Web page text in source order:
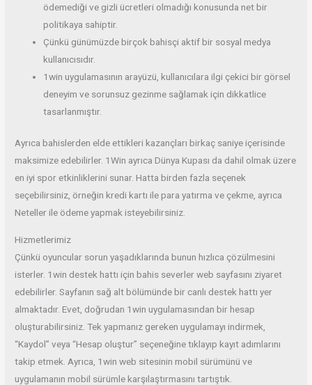
ödemediği ve gizli ücretleri olmadığı konusunda net bir
politikaya sahiptir.
Çünkü günümüzde birçok bahisçi aktif bir sosyal medya
kullanıcısıdır.
1win uygulamasının arayüzü, kullanıcılara ilgi çekici bir görsel
deneyim ve sorunsuz gezinme sağlamak için dikkatlice
tasarlanmıştır.
Ayrıca bahislerden elde ettikleri kazançları birkaç saniye içerisinde
maksimize edebilirler. 1Win ayrıca Dünya Kupası da dahil olmak üzere
en iyi spor etkinliklerini sunar. Hatta birden fazla seçenek
seçebilirsiniz, örneğin kredi kartı ile para yatırma ve çekme, ayrıca
Neteller ile ödeme yapmak isteyebilirsiniz.
Hizmetlerimiz
Çünkü oyuncular sorun yaşadıklarında bunun hızlıca çözülmesini
isterler. 1win destek hattı için bahis severler web sayfasını ziyaret
edebilirler. Sayfanın sağ alt bölümünde bir canlı destek hattı yer
almaktadır. Evet, doğrudan 1win uygulamasından bir hesap
oluşturabilirsiniz. Tek yapmanız gereken uygulamayı indirmek,
“Kaydol” veya “Hesap oluştur” seçeneğine tıklayıp kayıt adımlarını
takip etmek. Ayrıca, 1win web sitesinin mobil sürümünü ve
uygulamanın mobil sürümle karşılaştırmasını tartıştık.